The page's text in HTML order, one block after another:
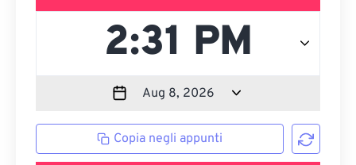
Copia negli appunti